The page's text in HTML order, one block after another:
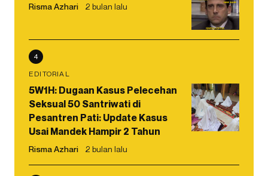
Risma Azhari 2 bulan lalu
4
EDITORIAL
5W1H: Dugaan Kasus Pelecehan
Seksual 50 Santriwati di
Pesantren Pati: Update Kasus
Usai Mandek Hampir 2 Tahun
Risma Azhari 2 bulan lalu